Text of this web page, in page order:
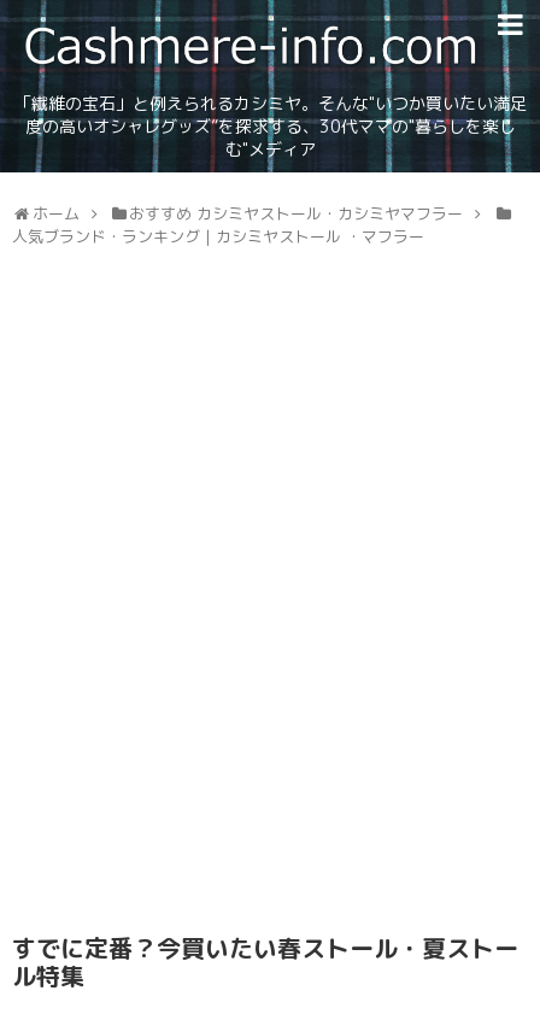
「繊維の宝石」と例えられるカシミヤ。そんな"いつか買いたい満足
度の高いオシャレグッズ”を探求する、30代ママの"暮らしを楽し
む"メディア
ホーム
おすすめ カシミヤストール・カシミヤマフラー
人気ブランド・ランキング | カシミヤストール ・マフラー
すでに定番？今買いたい春ストール・夏ストー
ル特集